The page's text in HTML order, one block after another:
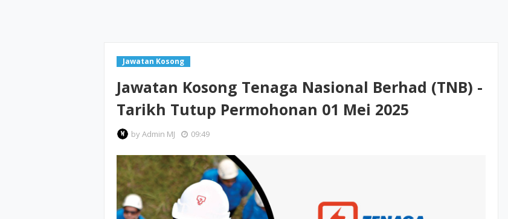
Jawatan Kosong
Jawatan Kosong Tenaga Nasional Berhad (TNB) -
Tarikh Tutup Permohonan 01 Mei 2025
byAdmin MJ 09:49